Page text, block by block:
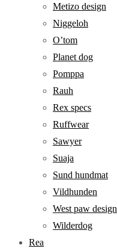
Metizo design
Niggeloh
O’tom
Planet dog
Pomppa
Rauh
Rex specs
Ruffwear
Sawyer
Suaja
Sund hundmat
Vildhunden
West paw design
Wilderdog
Rea